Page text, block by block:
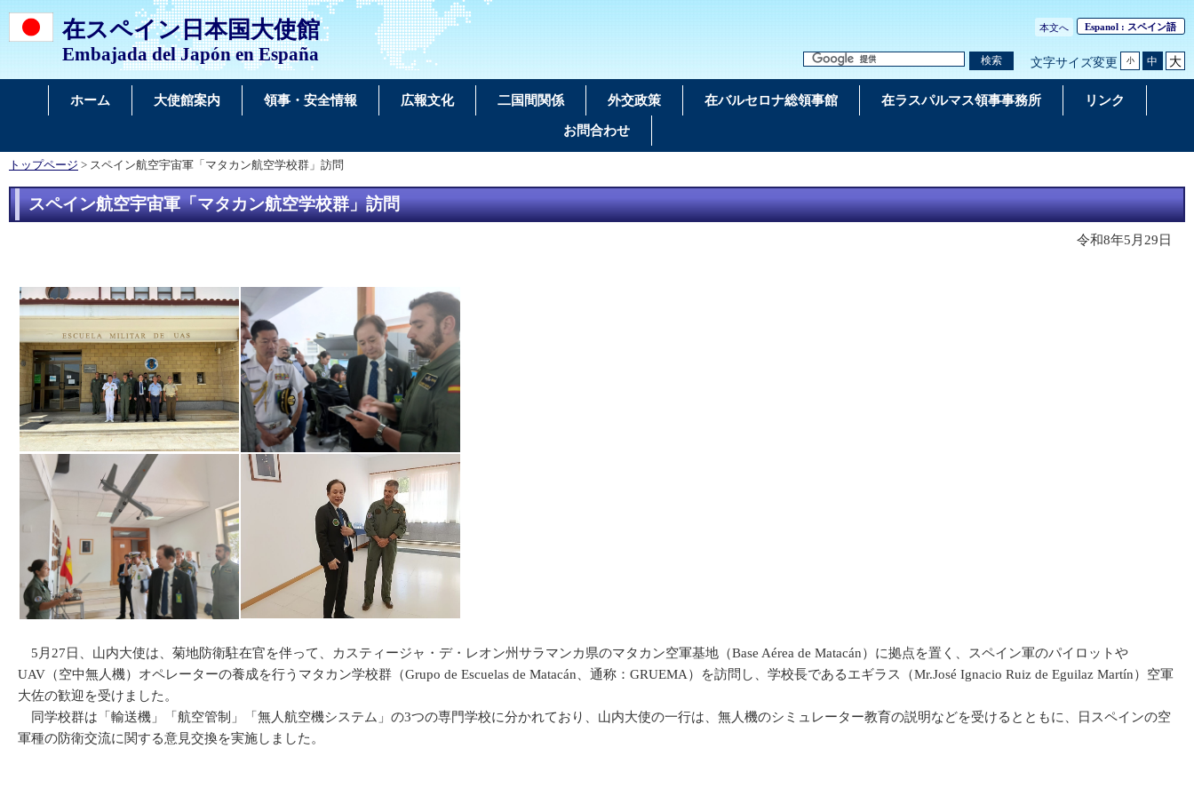
在スペイン日本国大使館
Embajada del Japón en España
本文へ Espanol : スペイン語
検索 文字サイズ変更 小 中 大
ホーム 大使館案内 領事・安全情報 広報文化 二国間関係 外交政策 在バルセロナ総領事館 在ラスパルマス領事事務所 リンク
お問合わせ
トップページ > スペイン航空宇宙軍「マタカン航空学校群」訪問
スペイン航空宇宙軍「マタカン航空学校群」訪問
令和8年5月29日
5月27日、山内大使は、菊地防衛駐在官を伴って、カスティージャ・デ・レオン州サラマンカ県のマタカン空軍基地（Base Aérea de Matacán）に拠点を置く、スペイン軍のパイロットや
UAV（空中無人機）オペレーターの養成を行うマタカン学校群（Grupo de Escuelas de Matacán、通称：GRUEMA）を訪問し、学校長であるエギラス（Mr.José Ignacio Ruiz de Eguilaz Martín）空軍
大佐の歓迎を受けました。
同学校群は「輸送機」「航空管制」「無人航空機システム」の3つの専門学校に分かれており、山内大使の一行は、無人機のシミュレーター教育の説明などを受けるとともに、日スペインの空
軍種の防衛交流に関する意見交換を実施しました。